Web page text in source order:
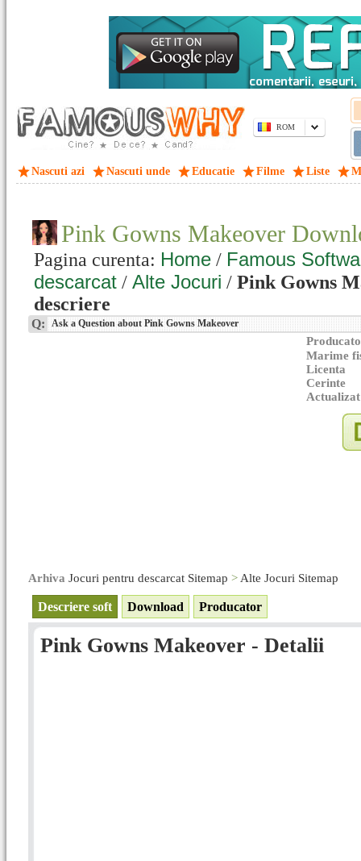
ROM
Nascuti azi Nascuti unde Educatie Filme Liste
Pink Gowns Makeover
Pagina curenta: Home / Famous
descarcat / Alte Jocuri / Pink Gowns
descriere
Q: Ask a Question about Pink Gowns Makeover
Marime
Licenta
Cerinte
Arhiva Jocuri pentru descarcat Sitemap > Alte Jocuri Sitemap
Descriere soft Download Producator
Pink Gowns Makeover - Detalii